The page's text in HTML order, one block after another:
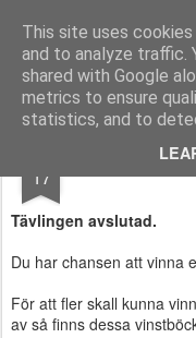
This site uses
and to analyze traffic.
shared with Google
metrics to ensure
statistics, and to
Pages
17
Tävlingen avslutad.
Du har chansen att vinna
För att fler skall kunna
av så finns dessa